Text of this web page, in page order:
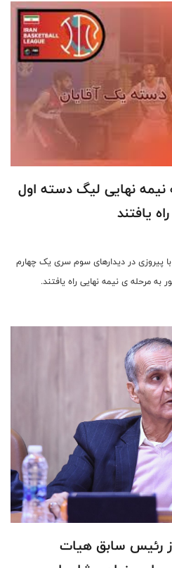
نیمه نهایی لیگ دسته اول
یافتند
پیروزی در دیدارهای سوم سری یک چهارم
مرحله ی نیمه نهایی راه یافتند.
رئیس سابق هیات